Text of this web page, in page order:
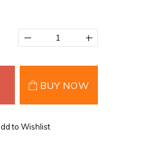
BUY NOW
to Wishlist